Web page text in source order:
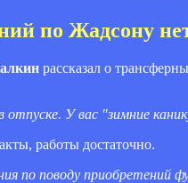
по Жадсону
рассказал о
отпуске. У вас "зимние
работы достаточно.
по поводу приобретений